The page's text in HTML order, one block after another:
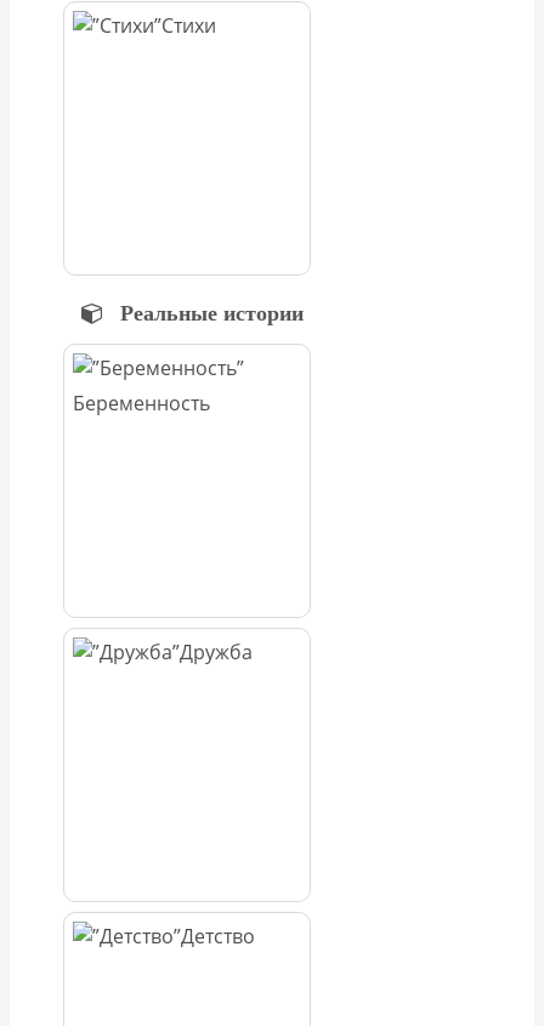
Стихи
Реальные истории
Беременность
Дружба
Детство